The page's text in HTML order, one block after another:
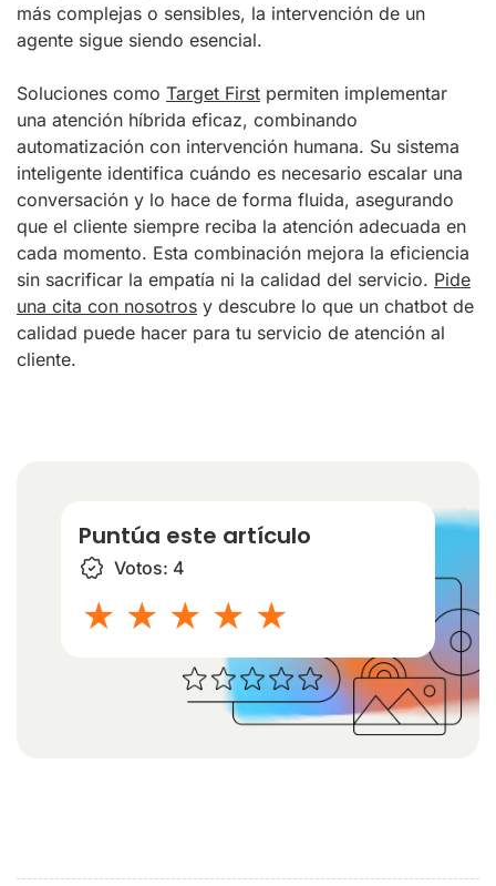
más complejas o sensibles, la intervención de un
agente sigue siendo esencial.
Soluciones como Target First permiten implementar
una atención híbrida eficaz, combinando
automatización con intervención humana. Su sistema
inteligente identifica cuándo es necesario escalar una
conversación y lo hace de forma fluida, asegurando
que el cliente siempre reciba la atención adecuada en
cada momento. Esta combinación mejora la eficiencia
sin sacrificar la empatía ni la calidad del servicio. Pide
una cita con nosotros y descubre lo que un chatbot de
calidad puede hacer para tu servicio de atención al
cliente.
Puntúa este artículo
Votos: 4
2 stars
3 stars
4 stars
5 stars